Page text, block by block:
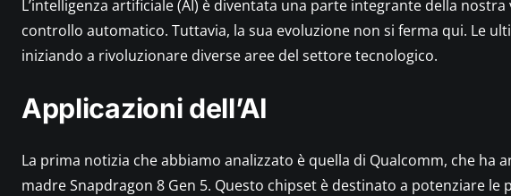
i
c
L’intelligenza artificiale (AI) è diventata una parte integrante della
controllo automatico. Tuttavia, la sua evoluzione non si ferma qui. Le
iniziando a rivoluzionare diverse aree del settore tecnologico.
Applicazioni dell’AI
La prima notizia che abbiamo analizzato è quella di Qualcomm, che ha
madre Snapdragon 8 Gen 5. Questo chipset è destinato a potenziare